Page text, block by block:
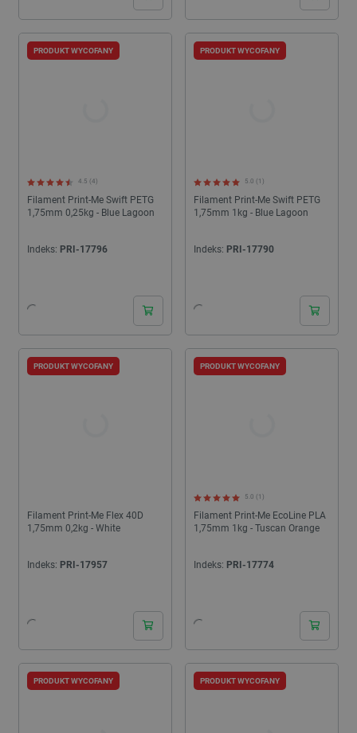
Filament Print-Me Swift PETG
1,75mm 0,25kg - Blue Lagoon
4.5 (4)
Indeks: PRI-17796
PRODUKT WYCOFANY
Filament Print-Me Swift PETG
1,75mm 1kg - Blue Lagoon
5.0 (1)
Indeks: PRI-17790
PRODUKT WYCOFANY
Filament Print-Me Flex 40D
1,75mm 0,2kg - White
Indeks: PRI-17957
PRODUKT WYCOFANY
Filament Print-Me EcoLine PLA
1,75mm 1kg - Tuscan Orange
5.0 (1)
Indeks: PRI-17774
PRODUKT WYCOFANY
PRODUKT WYCOFANY PRODUKT WYCOFANY